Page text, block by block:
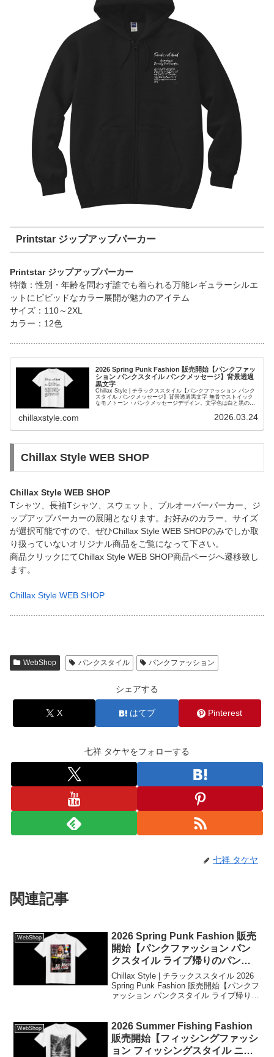
Printstar ジップアップパーカー
Printstar ジップアップパーカー
特徴：性別・年齢を問わず誰でも着られる万能レギュラーシルエ
ットにビビッドなカラー展開が魅力のアイテム
サイズ：110～2XL
カラー：12色
2026 Spring Punk Fashion 販売開始【パンクファッ
ション パンクスタイル パンクメッセージ】背景透過
黒文字
Chillax Style | チラックススタイル【パンクファッション パンク
スタイル パンクメッセージ】背景透過黒文字 無骨でストイック
なモノトーン・パンクメッセージデザイン。文字色は白と黒の2
chillaxstyle.com 2026.03.24
Chillax Style WEB SHOP
Chillax Style WEB SHOP
Tシャツ、長袖Tシャツ、スウェット、プルオーバーパーカー、ジ
ップアップパーカーの展開となります。お好みのカラー、サイズ
が選択可能ですので、ぜひChillax Style WEB SHOPのみでしか取
り扱っていないオリジナル商品をご覧になって下さい。
商品クリックにてChillax Style WEB SHOP商品ページへ遷移致し
ます。
Chillax Style WEB SHOP
WebShop パンクスタイル パンクファッション
シェアする
X はてブ Pinterest
七祥 タケヤをフォローする
七祥 タケヤ
関連記事
WebShop
2026 Spring Punk Fashion 販売
開始【パンクファッション パン
クスタイル ライブ帰りのパンク
ガール】フルカラー
Chillax Style | チラックススタイル 2026
Spring Punk Fashion 販売開始【パンクフ
ァッション パンクスタイル ライブ帰りの
個人の内なる声を叫んだ作品となりま
す。
WebShop
2026 Summer Fishing Fashion
販売開始【フィッシングファッシ
ョン フィッシングスタイル ニジ